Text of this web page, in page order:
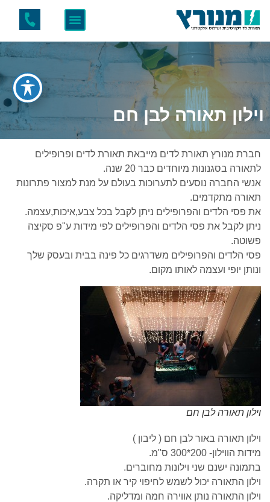
וילון תאורה לבן חם
חברת מנורץ תאורת לדים מייבאת תאורת לדים ופרופילים
לתאורה בסגנונות מיוחדים כבר 20 שנה.
אנשי החברה נוסעים לתערוכות בעולם על מנת למצור פתרונות
תאורה מתקדמים.
את פסי הלדים והפרופילים ניתן לקבל בכל צבע,איכות,עצמה.
ניתן לקבל את פסי הלדים והפרופילים לפי מידות ע"פ סקיצה
פשוטה.
פסי הלדים והפרופילים משדרגים כל פינה בבית ובעסק שלך
ונותן יופי ועצמה לאותו מקום.
וילון תאורה לבן חם
וילון תאורה באור לבן חם ( ליבון )
מידות הווילון- 200*300 ס"מ.
בתמונה ישנם שני וילונות מחוברים.
וילון התאורה יכול לשמש לחיפוי קיר או תקרה.
וילון התאורה נותן אווירה חמה ומדליקה.